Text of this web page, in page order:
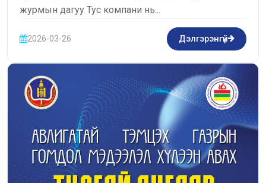
журмын дагуу Тус компани нь...
2026-03-26 Дэлгэрэнгүй